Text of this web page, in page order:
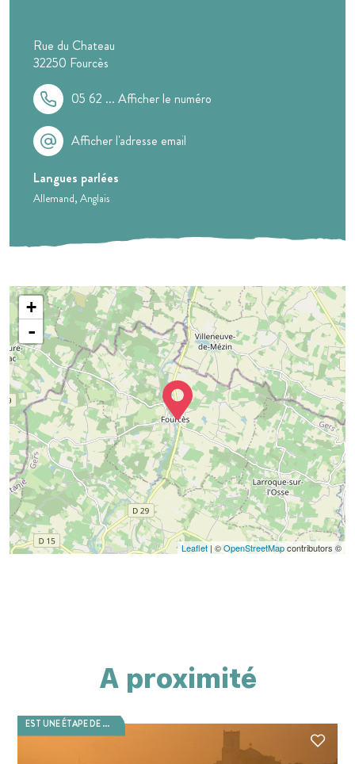
Rue du Chateau
32250 Fourcès
05 62 ... Afficher le numéro
Afficher l'adresse email
Langues parlées
Allemand Anglais
+
-
Leaflet | ©OpenStreetMapcontributors ©
A proximité
EST UNE ÉTAPE DE ...